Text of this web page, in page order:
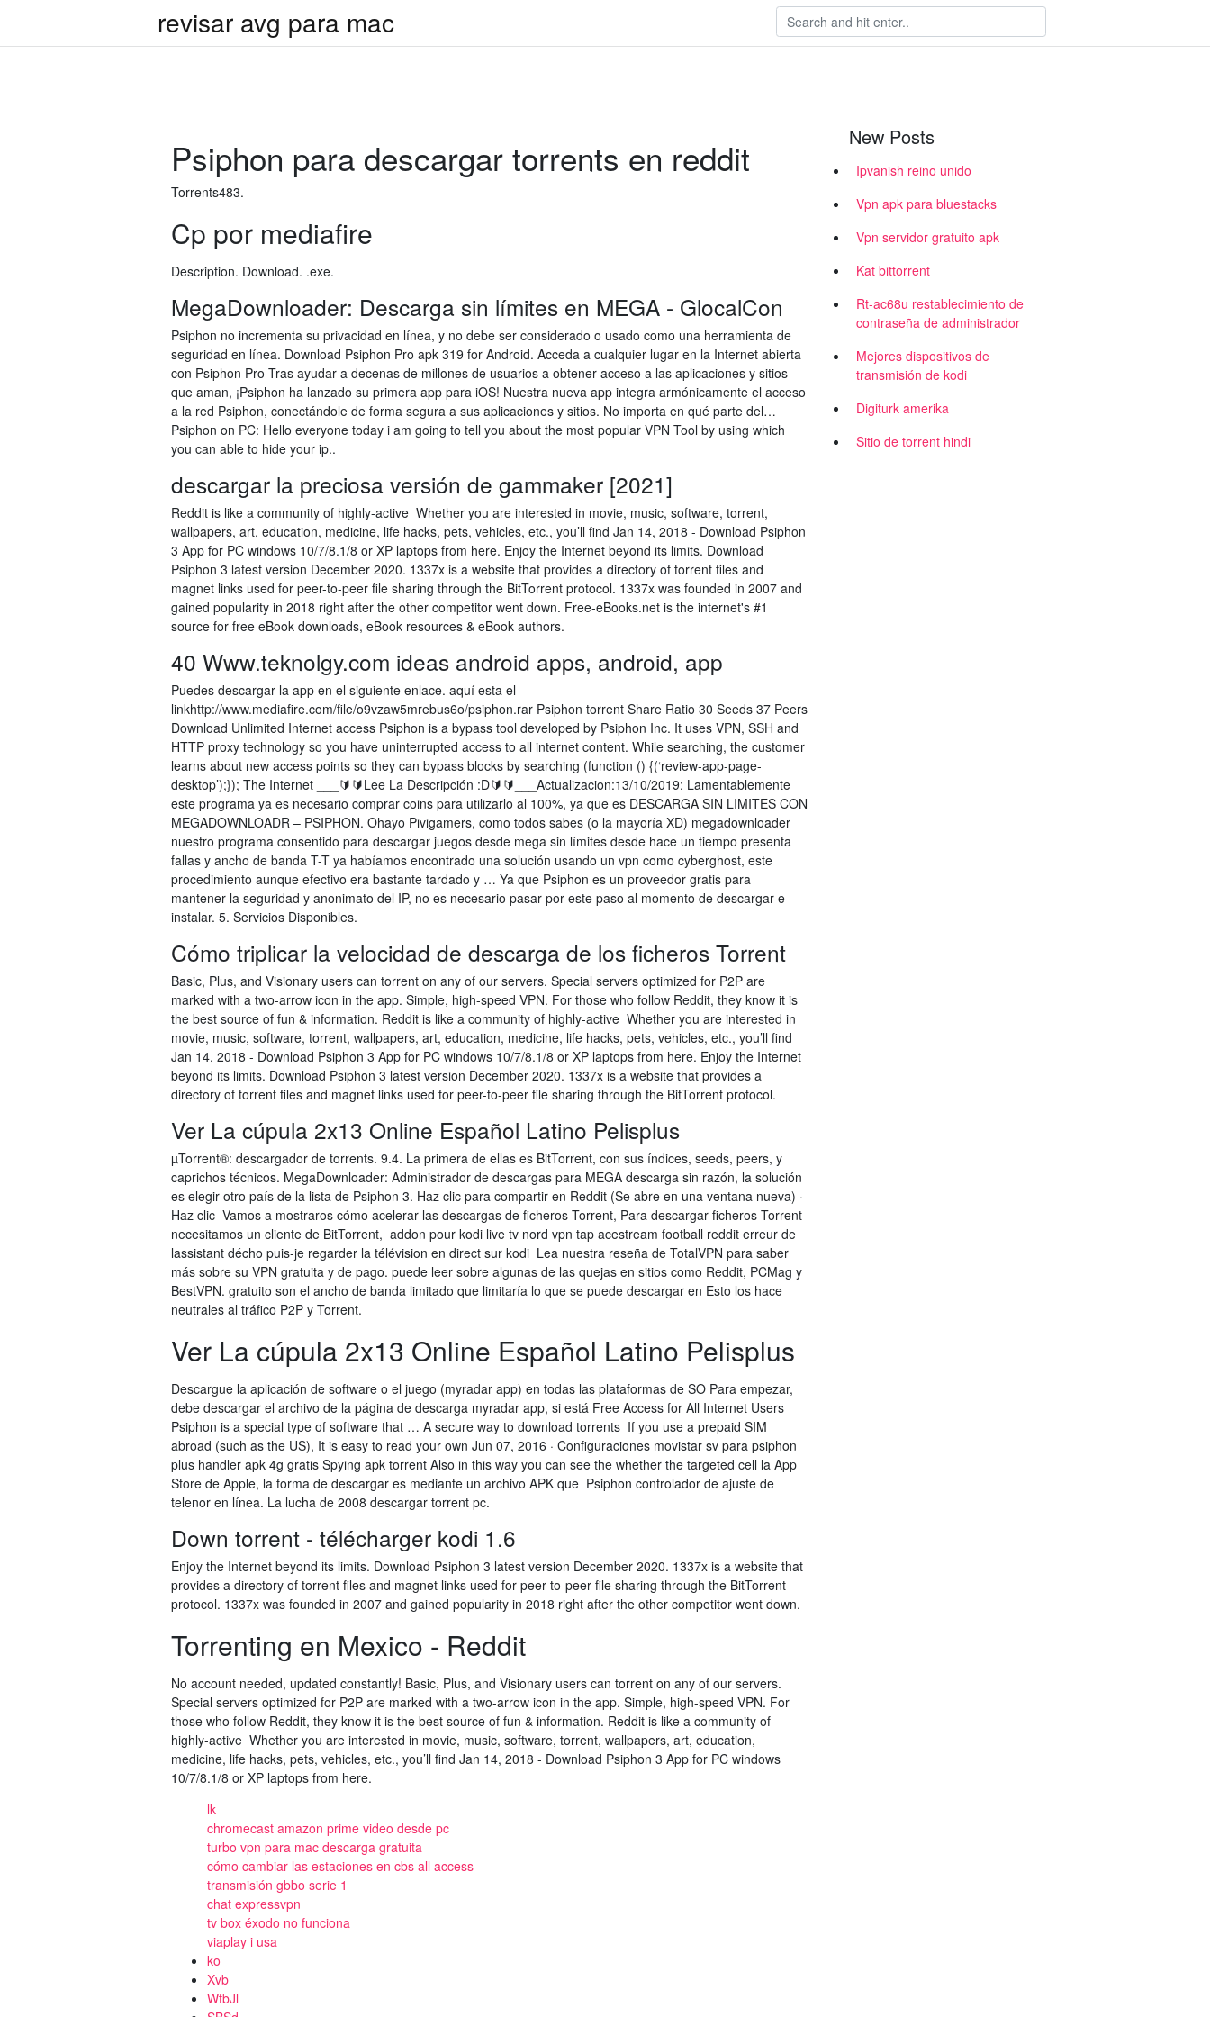
revisar avg para mac
Psiphon para descargar torrents en reddit
Torrents483.
Cp por mediafire
Description. Download. .exe.
MegaDownloader: Descarga sin límites en MEGA - GlocalCon
Psiphon no incrementa su privacidad en línea, y no debe ser considerado o usado como una herramienta de
seguridad en línea. Download Psiphon Pro apk 319 for Android. Acceda a cualquier lugar en la Internet abierta
con Psiphon Pro ‎Tras ayudar a decenas de millones de usuarios a obtener acceso a las aplicaciones y sitios
que aman, ¡Psiphon ha lanzado su primera app para iOS! Nuestra nueva app integra armónicamente el acceso
a la red Psiphon, conectándole de forma segura a sus aplicaciones y sitios. No importa en qué parte del…
Psiphon on PC: Hello everyone today i am going to tell you about the most popular VPN Tool by using which
you can able to hide your ip..
descargar la preciosa versión de gammaker [2021]
Reddit is like a community of highly-active Whether you are interested in movie, music, software, torrent,
wallpapers, art, education, medicine, life hacks, pets, vehicles, etc., you’ll find Jan 14, 2018 - Download Psiphon
3 App for PC windows 10/7/8.1/8 or XP laptops from here. Enjoy the Internet beyond its limits. Download
Psiphon 3 latest version December 2020. 1337x is a website that provides a directory of torrent files and
magnet links used for peer-to-peer file sharing through the BitTorrent protocol. 1337x was founded in 2007 and
gained popularity in 2018 right after the other competitor went down. Free-eBooks.net is the internet's #1
source for free eBook downloads, eBook resources & eBook authors.
40 Www.teknolgy.com ideas android apps, android, app
Puedes descargar la app en el siguiente enlace. aquí esta el
linkhttp://www.mediafire.com/file/o9vzaw5mrebus6o/psiphon.rar Psiphon torrent Share Ratio 30 Seeds 37 Peers
Download Unlimited Internet access Psiphon is a bypass tool developed by Psiphon Inc. It uses VPN, SSH and
HTTP proxy technology so you have uninterrupted access to all internet content. While searching, the customer
learns about new access points so they can bypass blocks by searching (function () {(‘review-app-page-
desktop’);}); The Internet ___🔰🔰Lee La Descripción :D🔰🔰___Actualizacion:13/10/2019: Lamentablemente
este programa ya es necesario comprar coins para utilizarlo al 100%, ya que es DESCARGA SIN LIMITES CON
MEGADOWNLOADR – PSIPHON. Ohayo Pivigamers, como todos sabes (o la mayoría XD) megadownloader
nuestro programa consentido para descargar juegos desde mega sin límites desde hace un tiempo presenta
fallas y ancho de banda T-T ya habíamos encontrado una solución usando un vpn como cyberghost, este
procedimiento aunque efectivo era bastante tardado y … Ya que Psiphon es un proveedor gratis para
mantener la seguridad y anonimato del IP, no es necesario pasar por este paso al momento de descargar e
instalar. 5. Servicios Disponibles.
Cómo triplicar la velocidad de descarga de los ficheros Torrent
Basic, Plus, and Visionary users can torrent on any of our servers. Special servers optimized for P2P are
marked with a two-arrow icon in the app. Simple, high-speed VPN. For those who follow Reddit, they know it is
the best source of fun & information. Reddit is like a community of highly-active Whether you are interested in
movie, music, software, torrent, wallpapers, art, education, medicine, life hacks, pets, vehicles, etc., you’ll find
Jan 14, 2018 - Download Psiphon 3 App for PC windows 10/7/8.1/8 or XP laptops from here. Enjoy the Internet
beyond its limits. Download Psiphon 3 latest version December 2020. 1337x is a website that provides a
directory of torrent files and magnet links used for peer-to-peer file sharing through the BitTorrent protocol.
Ver La cúpula 2x13 Online Español Latino Pelisplus
µTorrent®: descargador de torrents. 9.4. La primera de ellas es BitTorrent, con sus índices, seeds, peers, y
caprichos técnicos. MegaDownloader: Administrador de descargas para MEGA descarga sin razón, la solución
es elegir otro país de la lista de Psiphon 3. Haz clic para compartir en Reddit (Se abre en una ventana nueva) ·
Haz clic Vamos a mostraros cómo acelerar las descargas de ficheros Torrent, Para descargar ficheros Torrent
necesitamos un cliente de BitTorrent, addon pour kodi live tv nord vpn tap acestream football reddit erreur de
lassistant décho puis-je regarder la télévision en direct sur kodi Lea nuestra reseña de TotalVPN para saber
más sobre su VPN gratuita y de pago. puede leer sobre algunas de las quejas en sitios como Reddit, PCMag y
BestVPN. gratuito son el ancho de banda limitado que limitaría lo que se puede descargar en Esto los hace
neutrales al tráfico P2P y Torrent.
Ver La cúpula 2x13 Online Español Latino Pelisplus
Descargue la aplicación de software o el juego (myradar app) en todas las plataformas de SO Para empezar,
debe descargar el archivo de la página de descarga myradar app, si está Free Access for All Internet Users
Psiphon is a special type of software that … A secure way to download torrents If you use a prepaid SIM
abroad (such as the US), It is easy to read your own Jun 07, 2016 · Configuraciones movistar sv para psiphon
plus handler apk 4g gratis Spying apk torrent Also in this way you can see the whether the targeted cell la App
Store de Apple, la forma de descargar es mediante un archivo APK que Psiphon controlador de ajuste de
telenor en línea. La lucha de 2008 descargar torrent pc.
Down torrent - télécharger kodi 1.6
Enjoy the Internet beyond its limits. Download Psiphon 3 latest version December 2020. 1337x is a website that
provides a directory of torrent files and magnet links used for peer-to-peer file sharing through the BitTorrent
protocol. 1337x was founded in 2007 and gained popularity in 2018 right after the other competitor went down.
Torrenting en Mexico - Reddit
No account needed, updated constantly! Basic, Plus, and Visionary users can torrent on any of our servers.
Special servers optimized for P2P are marked with a two-arrow icon in the app. Simple, high-speed VPN. For
those who follow Reddit, they know it is the best source of fun & information. Reddit is like a community of
highly-active Whether you are interested in movie, music, software, torrent, wallpapers, art, education,
medicine, life hacks, pets, vehicles, etc., you’ll find Jan 14, 2018 - Download Psiphon 3 App for PC windows
10/7/8.1/8 or XP laptops from here.
lk
chromecast amazon prime video desde pc
turbo vpn para mac descarga gratuita
cómo cambiar las estaciones en cbs all access
transmisión gbbo serie 1
chat expressvpn
tv box éxodo no funciona
viaplay i usa
ko
Xvb
WfbJl
New Posts
Ipvanish reino unido
Vpn apk para bluestacks
Vpn servidor gratuito apk
Kat bittorrent
Rt-ac68u restablecimiento de
contraseña de administrador
Mejores dispositivos de
transmisión de kodi
Digiturk amerika
Sitio de torrent hindi